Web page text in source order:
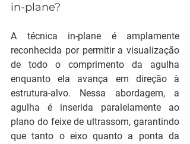
in-plane?
A técnica in-plane é amplamente
reconhecida por permitir a visualização
de todo o comprimento da agulha
enquanto ela avança em direção à
estrutura-alvo. Nessa abordagem, a
agulha é inserida paralelamente ao
plano do feixe de ultrassom, garantindo
que tanto o eixo quanto a ponta da